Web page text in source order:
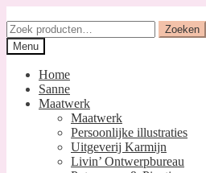
door
naar
navigatie
naar
de
inhoud
Zoeken
naar:
Zoeken
Menu
Home
Sanne
Maatwerk
Maatwerk
Persoonlijke illustraties
Uitgeverij Karmijn
Livin’ Ontwerpbureau